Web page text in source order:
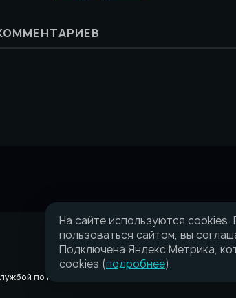
по надзору в сфере связи, информационных
На сайте используются
пользоваться сайтом, вы
Подключена Яндекс.Метрика,
cookies (подробнее).